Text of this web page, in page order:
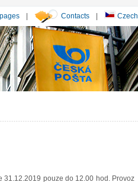
| Contacts | Czech
31.12.2019 pouze do 12.00 hod. Provoz